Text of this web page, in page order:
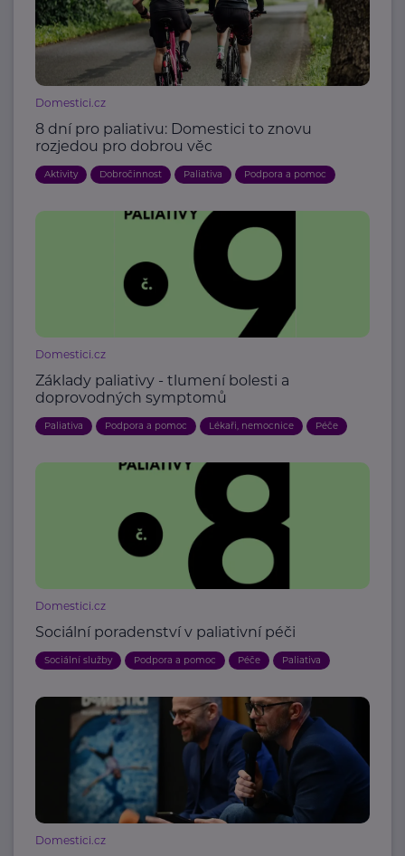
Domestici.cz
8 dní pro paliativu: Domestici to znovu
rozjedou pro dobrou věc
Aktivity Dobročinnost Paliativa Podpora a pomoc
Domestici.cz
Základy paliativy - tlumení bolesti a
doprovodných symptomů
Paliativa Podpora a pomoc Lékaři, nemocnice Péče
Domestici.cz
Sociální poradenství v paliativní péči
Sociální služby Podpora a pomoc Péče Paliativa
Domestici.cz